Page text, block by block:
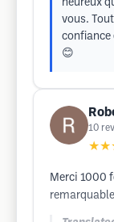
heureux
vous.
confiance
😊
10
Merci 1000